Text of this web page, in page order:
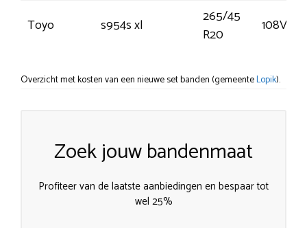
Toyo s954s xl
265/45
R20
108V
Overzicht met kosten van een nieuwe set banden (gemeenteLopik).
Zoek jouw bandenmaat
Profiteer van de laatste aanbiedingen en bespaar tot
wel 25%